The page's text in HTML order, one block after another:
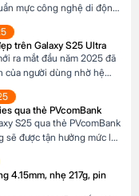
mực công nghệ di động.
dòng Z Fold, sản phẩm
nghệ […]
trên Galaxy S25 Ultra
ra mắt đầu năm 2025 đã
của người dùng nhờ hệ
chính lên đến
tượng và các tính năng
khoảnh khắc đẹp trong
qua thẻ PVcomBank
S25 qua thẻ PVcomBank
sẽ được tận hưởng mức lãi
hàng có thể linh hoạt
12 tháng, phù hợp với
Mục […]
4.15mm, nhẹ 217g, pin